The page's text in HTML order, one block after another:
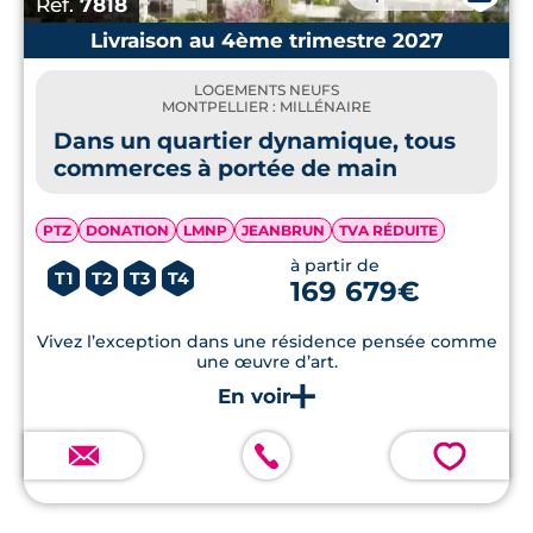
Livraison au 4ème trimestre 2027
LOGEMENTS NEUFS
MONTPELLIER : MILLÉNAIRE
Dans un quartier dynamique, tous
commerces à portée de main
PTZ DONATION LMNP JEANBRUN TVA RÉDUITE
T1 T2 T3 T4
à partir de
169 679€
Vivez l’exception dans une résidence pensée comme
une œuvre d’art.
💗